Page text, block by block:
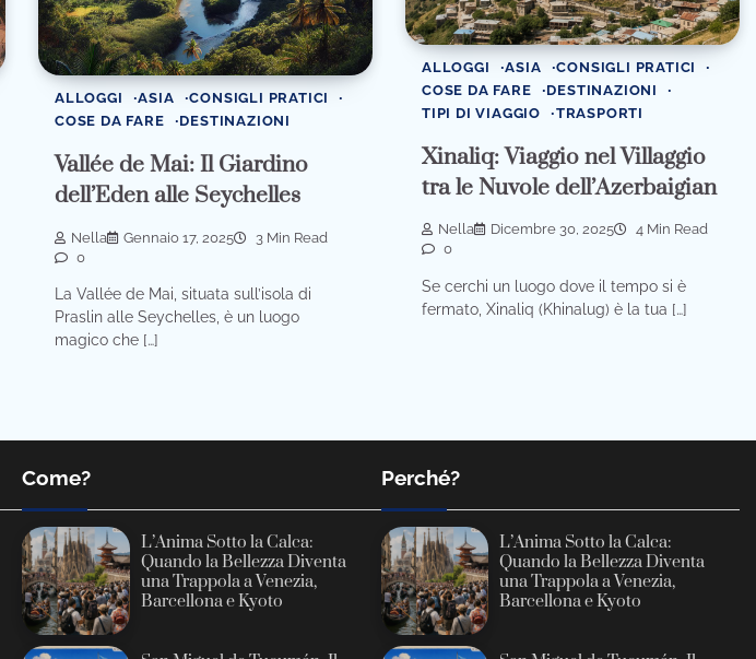
ALLOGGI ASIA
CONSIGLI PRATICI
COSE DA FARE
DESTINAZIONI
Vallée de Mai: Il Giardino
dell’Eden alle Seychelles
Nella Gennaio 17, 2025
3 Min Read
0
La Vallée de Mai, situata sull’isola di
Praslin alle Seychelles, è un luogo
magico che […]
ALLOGGI ASIA
CONSIGLI PRATICI
COSE DA FARE
DESTINAZIONI
TIPI DI VIAGGIO
TRASPORTI
Xinaliq: Viaggio nel Villaggio
tra le Nuvole dell’Azerbaigian
Nella Dicembre 30, 2025
4 Min Read
0
Se cerchi un luogo dove il tempo si è
fermato, Xinaliq (Khinalug) è la tua […]
Come?
L’Anima Sotto la Calca:
Quando la Bellezza Diventa
una Trappola a Venezia,
Barcellona e Kyoto
Perché?
L’Anima Sotto la Calca:
Quando la Bellezza Diventa
una Trappola a Venezia,
Barcellona e Kyoto